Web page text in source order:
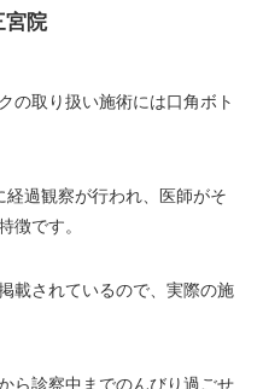
宮院
の取り扱い施術には口角ボト
過観察が行われ、医師がそ
徴です。
載されているので、実際の施
ら診察中までのんびり過ごせ